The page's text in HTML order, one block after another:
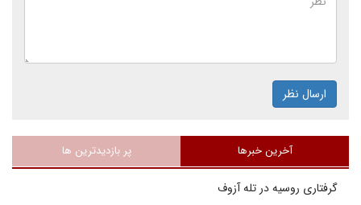
ارسال نظر
آخرین خبرها پر بازدیدترین ها
گرفتاری روسیه در تله آزوف